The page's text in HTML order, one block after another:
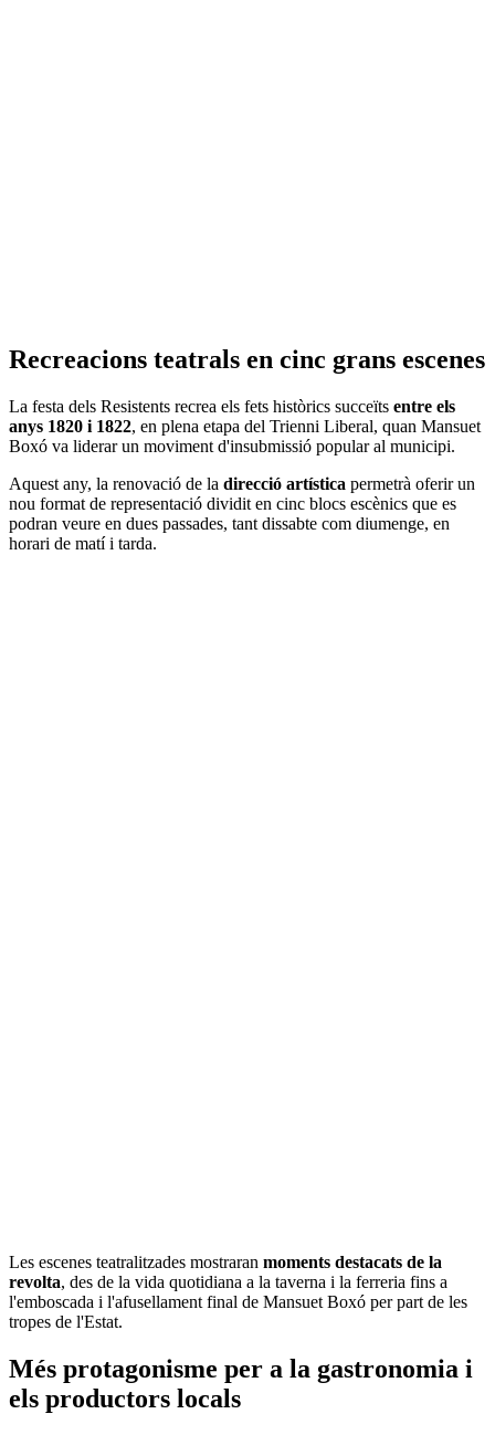
Recreacions teatrals en cinc grans escenes
La festa dels Resistents recrea els fets històrics succeïts entre els
anys 1820 i 1822, en plena etapa del Trienni Liberal, quan Mansuet
Boxó va liderar un moviment d'insubmissió popular al municipi.
Aquest any, la renovació de la direcció artística permetrà oferir un
nou format de representació dividit en cinc blocs escènics que es
podran veure en dues passades, tant dissabte com diumenge, en
horari de matí i tarda.
Les escenes teatralitzades mostraran moments destacats de la
revolta, des de la vida quotidiana a la taverna i la ferreria fins a
l'emboscada i l'afusellament final de Mansuet Boxó per part de les
tropes de l'Estat.
Més protagonisme per a la gastronomia i
els productors locals